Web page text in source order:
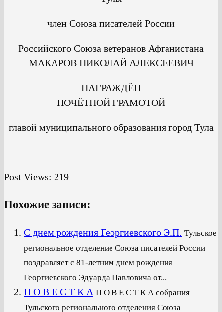
член Союза писателей России
Российского Союза ветеранов Афганистана
МАКАРОВ НИКОЛАЙ АЛЕКСЕЕВИЧ
НАГРАЖДЁН
ПОЧЁТНОЙ ГРАМОТОЙ
главой муниципального образования город Тула
Post Views: 219
Похожие записи:
С днем рождения Георгиевского Э.П. Тульское
региональное отделение Союза писателей России
поздравляет с 81-летним днем рождения
Георгиевского Эдуарда Павловича от...
П О В Е С Т К А П О В Е С Т К А собрания
Тульского регионального отделения Союза